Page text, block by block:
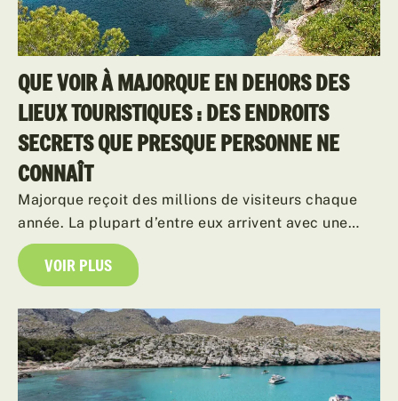
QUE VOIR À MAJORQUE EN DEHORS DES
LIEUX TOURISTIQUES : DES ENDROITS
SECRETS QUE PRESQUE PERSONNE NE
CONNAÎT
Majorque reçoit des millions de visiteurs chaque
année. La plupart d’entre eux arrivent avec une…
VOIR PLUS